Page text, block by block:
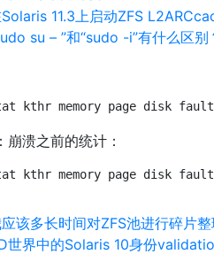
11.3上启动ZFS
su – ”和“sudo -i”有什么区别
kthr memory page disk
崩溃之前的统计：
kthr memory page disk
该多长时间对ZFS池进行碎片整
世界中的Solaris 10身份